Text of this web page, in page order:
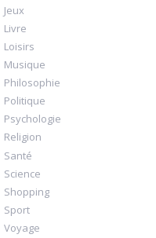
Jeux
Livre
Loisirs
Musique
Philosophie
Politique
Psychologie
Religion
Santé
Science
Shopping
Sport
Voyage